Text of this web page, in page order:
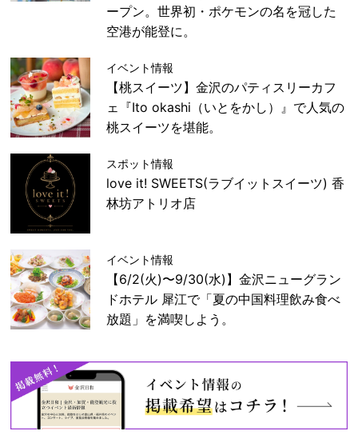
ープン。世界初・ポケモンの名を冠した
空港が能登に。
イベント情報
【桃スイーツ】金沢のパティスリーカフ
ェ『Ito okashi（いとをかし）』で人気の
桃スイーツを堪能。
スポット情報
love it! SWEETS(ラブイットスイーツ) 香
林坊アトリオ店
イベント情報
【6/2(火)〜9/30(水)】金沢ニューグラン
ドホテル 犀江で「夏の中国料理飲み食べ
放題」を満喫しよう。